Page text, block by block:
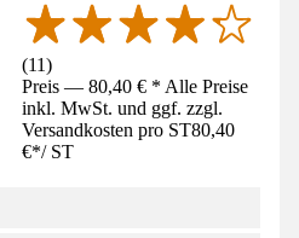
(11)
Preis — 80,40 € * Alle Preise
inkl. MwSt. und ggf. zzgl.
Versandkosten pro ST80,40
€*/ ST